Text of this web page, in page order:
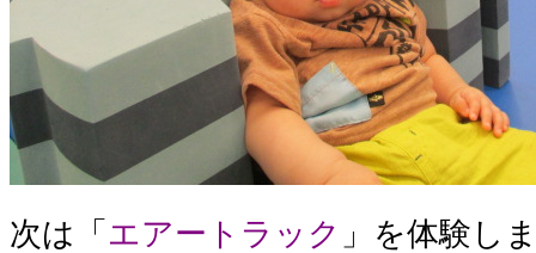
次は「 エアートラック 」を体験し